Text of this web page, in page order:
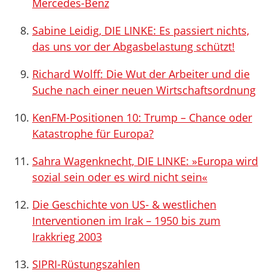
Mercedes-Benz
Sabine Leidig, DIE LINKE: Es passiert nichts,
das uns vor der Abgasbelastung schützt!
Richard Wolff: Die Wut der Arbeiter und die
Suche nach einer neuen Wirtschaftsordnung
KenFM-Positionen 10: Trump – Chance oder
Katastrophe für Europa?
Sahra Wagenknecht, DIE LINKE: »Europa wird
sozial sein oder es wird nicht sein«
Die Geschichte von US- & westlichen
Interventionen im Irak – 1950 bis zum
Irakkrieg 2003
SIPRI-Rüstungszahlen